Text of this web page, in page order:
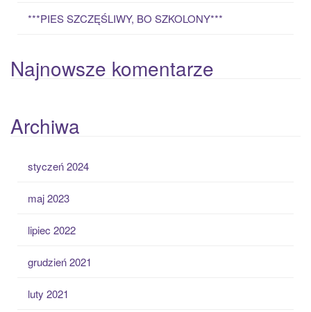
***PIES SZCZĘŚLIWY, BO SZKOLONY***
Najnowsze komentarze
Archiwa
styczeń 2024
maj 2023
lipiec 2022
grudzień 2021
luty 2021